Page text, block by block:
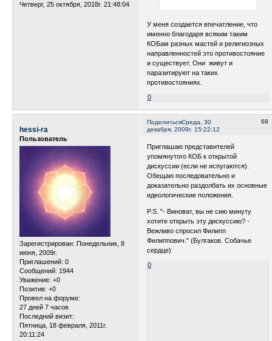
Четверг, 25 октября, 2018г. 21:48:04
У меня создается впечатление, что
именно благодаря всяким таким
КОБам разных мастей и религиозных
направленностей это противостояние
и существует. Они живут и
паразитируют на таких
противостояниях.
0
Поделиться 68
Среда, 30
декабря, 2009г. 15:22:12
hessi-ra
Пользователь
Зарегистрирован: Понедельник, 8
июня, 2009г.
Приглашений: 0
Сообщений: 1944
Уважение: +0
Позитив: +0
Провел на форуме:
27 дней 7 часов
Последний визит:
Пятница, 18 февраля, 2011г.
20:11:24
Приглашаю представителей
упомянутого КОБ к открытой
дискуссии (если не испугаются).
Обещаю последовательно и
доказательно раздолбать их основные
идеологические положения.
P.S. "- Виноват, вы не сию минуту
хотите открыть эту дискуссию? -
Вежливо спросил Филипп
Филиппович." (Булгаков. Собачье
сердце)
0